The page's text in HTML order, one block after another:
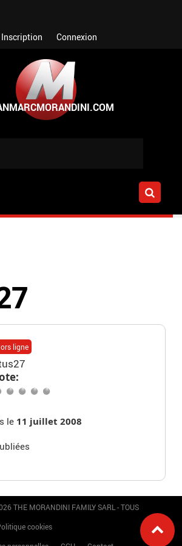
Inscription Connexion
ligne
le 11 juillet 2008
THE MORANDINI FAMILY SARL - TOUS
cookies